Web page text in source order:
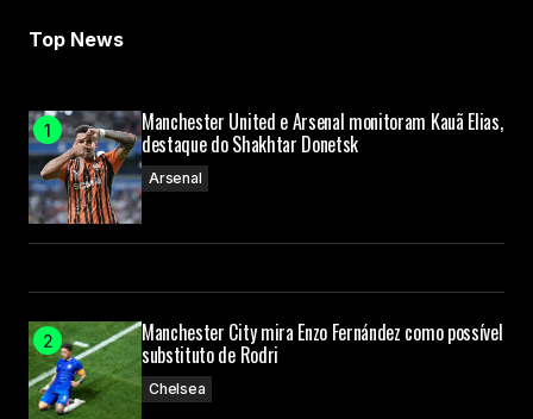
Top News
Manchester United e Arsenal monitoram Kauã Elias,
destaque do Shakhtar Donetsk
Arsenal
Manchester City mira Enzo Fernández como possível
substituto de Rodri
Chelsea